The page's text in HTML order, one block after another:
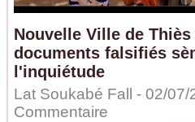
Nouvelle Ville de Thiès
documents falsifiés
l'inquiétude
Lat Soukabé Fall - 02/07/
Commentaire